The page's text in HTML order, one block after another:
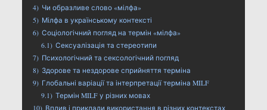
4) Чи образливе слово «мілфа»
5) Мілфа в українському контексті
6) Соціологічний погляд на термін «мілфа»
6.1) Сексуалізація та стереотипи
7) Психологічний та сексологічний погляд
8) Здорове та нездорове сприйняття терміна
9) Глобальні варіації та інтерпретації терміна MILF
9.1) Термін MILF у різних мовах
10) Вплив і приклади використання в різних контекстах